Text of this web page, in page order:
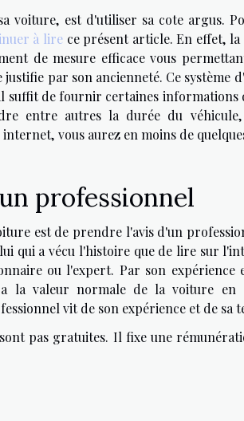
voiture, est d'utiliser sa cote argus.
à lire ce présent article. En effet, la
de mesure efficace vous
par son ancienneté. Ce système
suffit de fournir certaines informations
entre autres la durée du
vous aurez en moins de
professionnel
est de prendre l'avis d'un
qui a vécu l'histoire que de lire sur
ou l'expert. Par son expérience
la valeur normale de la voiture en
vit de son expérience et de sa
pas gratuites. Il fixe une